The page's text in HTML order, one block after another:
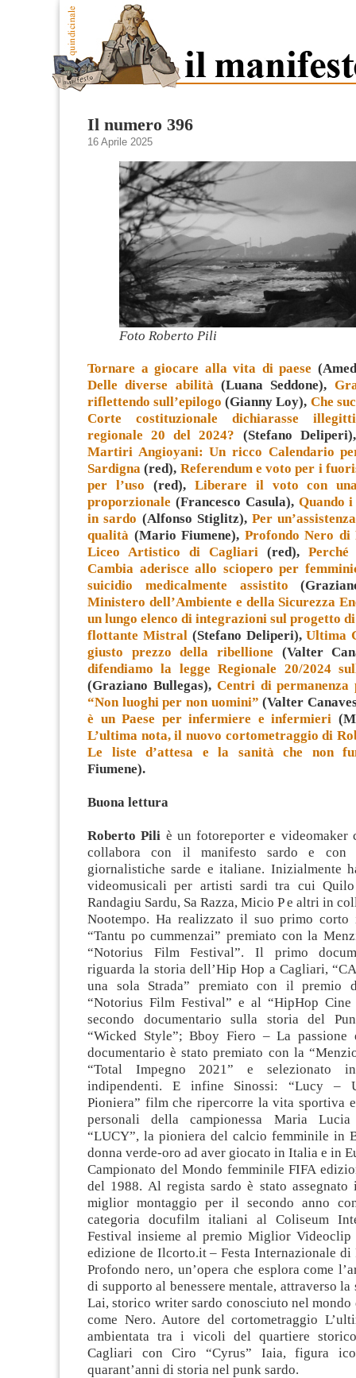
Il numero 396
16 Aprile 2025
Foto Roberto Pili
Tornare a giocare alla vita di paese
Delle diverse abilità(Luana Seddone),
riflettendo sull’epilogo (Gianny Loy), Che
Corte costituzionale dichiarasse
regionale 20 del 2024? (Stefano
Martiri Angioyani: Un ricco Calendario
Sardigna (red), Referendum e voto per i
per l’uso (red), Liberare il voto con
proporzionale (Francesco Casula), Quando
in sardo (Alfonso Stiglitz),Per
qualità (Mario Fiumene), Profondo Nero
Liceo Artistico di Cagliari (red), Perché
Cambia aderisce allo sciopero per
suicidio medicalmente assistito
Ministero dell’Ambiente e della Sicurezza
un lungo elenco di integrazioni sul progetto
flottante Mistral(Stefano Deliperi),Ultima
giusto prezzo della ribellione (Valter
difendiamo la legge Regionale 20/2024
(Graziano Bullegas), Centri di
“Non luoghi per non uomini” (Valter
è un Paese per infermiere e infermieri
L’ultima nota, il nuovo cortometraggio di
Le liste d’attesa e la sanità che non
Fiumene).
Buona lettura
Roberto Pili è un fotoreporter e videomaker
collabora con il manifesto sardo e con
giornalistiche sarde e italiane. Inizialmente
videomusicali per artisti sardi tra cui
Randagiu Sardu, Sa Razza, Micio P e altri in
Nootempo. Ha realizzato il suo primo corto
“Tantu po cummenzai” premiato con la
“Notorius Film Festival”. Il primo
riguarda la storia dell’Hip Hop a Cagliari,
una sola Strada” premiato con il premio
“Notorius Film Festival” e al “HipHop Cine
secondo documentario sulla storia del
“Wicked Style”; Bboy Fiero – La
documentario è stato premiato con la
“Total Impegno 2021” e selezionato
indipendenti. E infine Sinossi: “Lucy –
Pioniera” film che ripercorre la vita sportiva
personali della campionessa Maria
“LUCY”, la pioniera del calcio femminile in
donna verde-oro ad aver giocato in Italia e in
Campionato del Mondo femminile FIFA
del 1988. Al regista sardo è stato
miglior montaggio per il secondo anno
categoria docufilm italiani al Coliseum
Festival insieme al premio Miglior Videoclip
edizione de Ilcorto.it – Festa Internazionale di
Profondo nero, un’opera che esplora come
di supporto al benessere mentale, attraverso
Lai, storico writer sardo conosciuto nel mondo
come Nero. Autore del cortometraggio
ambientata tra i vicoli del quartiere
Cagliari con Ciro “Cyrus” Iaia,
figura
quarant’anni di storia nel punk sardo.